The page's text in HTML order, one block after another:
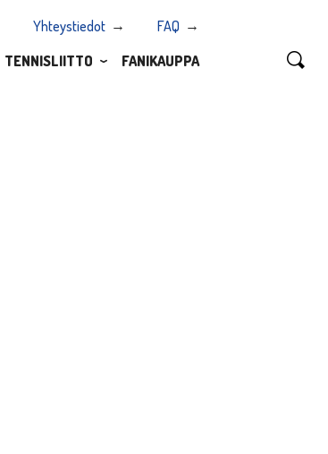
Yhteystiedot
FAQ
TENNISLIITTO FANIKAUPPA